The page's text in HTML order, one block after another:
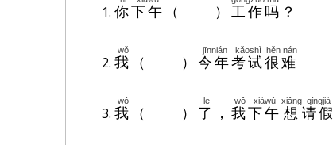
你下午 （ ） 工作吗 ？
我
wǒ
（ ）今年
jīnnián
考试
kǎoshì
很
hěn
难
nán
我
wǒ
（ ） 了
le
，我
wǒ
下午
xiàwǔ
想
xiǎng
请假
qǐngjià